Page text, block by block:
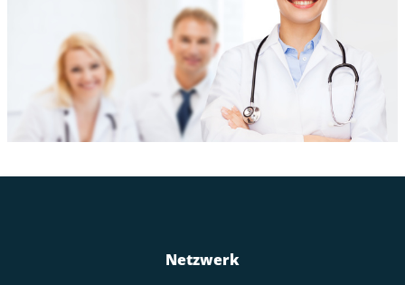
Netzwerk